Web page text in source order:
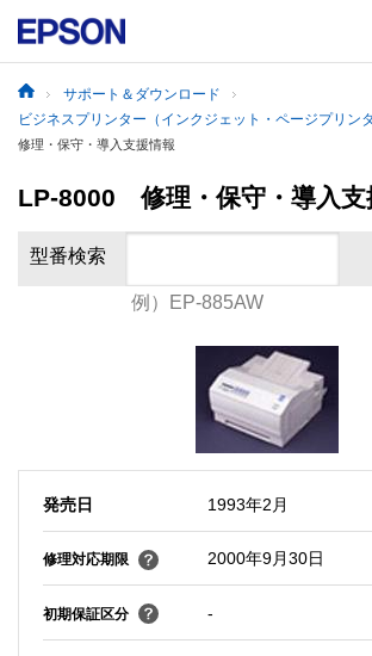
サポート＆ダウンロード
ビジネスプリンター（インクジェット・ページプリンタ
修理・保守・導入支援情報
LP-8000 修理・保守・導入支
型番検索
例）EP-885AW
発売日 1993年2月
修理対応期限 2000年9月30日
初期保証区分 -